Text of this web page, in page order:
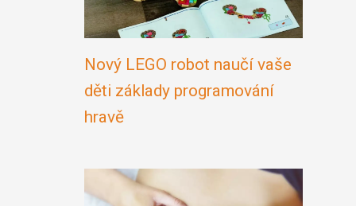
Nový LEGO robot naučí vaše
děti základy programování
hravě